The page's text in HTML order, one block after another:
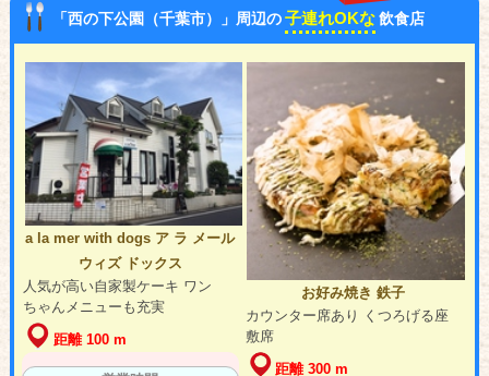
「西の下公園（千葉市）」周辺の子連れOKな 飲食店
a la mer with dogs ア ラ メール
ウィズ ドックス
人気が高い自家製ケーキ ワン
ちゃんメニューも充実
距離 100 m
お好み焼き 鉄子
カウンター席あり くつろげる座
敷席
距離 300 m